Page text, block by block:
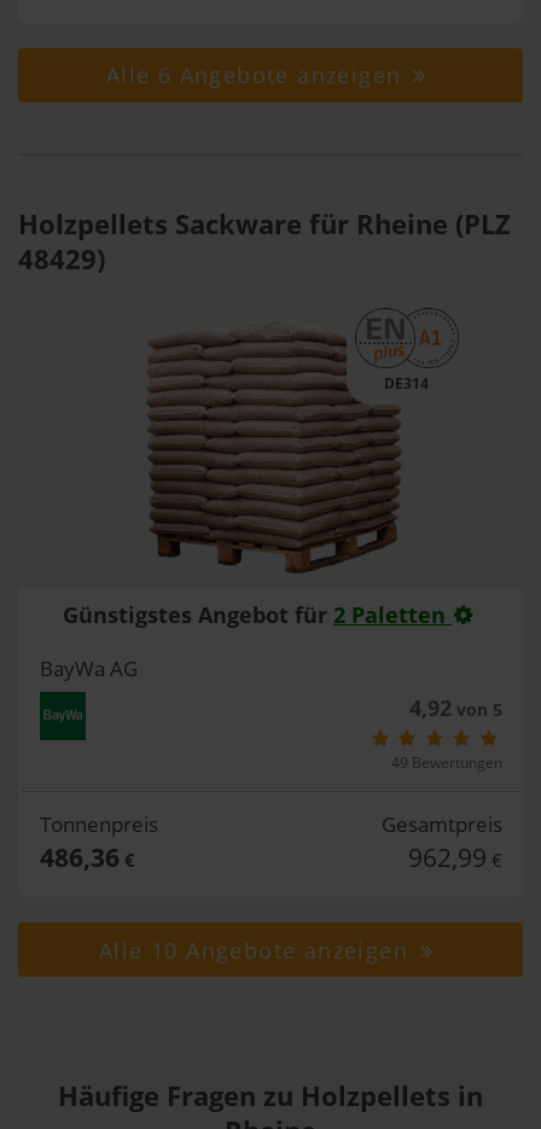
Alle 6 Angebote anzeigen
Holzpellets Sackware für Rheine (PLZ
48429)
DE314
Günstigstes Angebot für 2 Paletten
BayWa AG
4,92von 5
49 Bewertungen
Tonnenpreis
486,36 €
Gesamtpreis
962,99 €
Alle 10 Angebote anzeigen
Häufige Fragen zu Holzpellets in